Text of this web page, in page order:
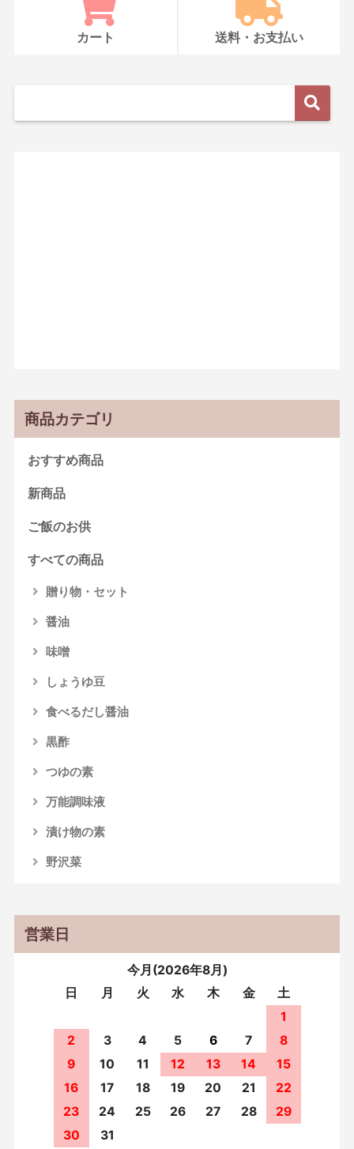
カート 送料・お支払い
商品カテゴリ
おすすめ商品
新商品
ご飯のお供
すべての商品
贈り物・セット
醤油
味噌
しょうゆ豆
食べるだし醤油
黒酢
つゆの素
万能調味液
漬け物の素
野沢菜
営業日
今月(2026年8月)
日
月 火 水 木 金
土
1
2
3 4 5 6 7
8
9
10 11 12 13 14
15
16
17 18 19 20 21
22
23
24 25 26 27 28
29
30
31